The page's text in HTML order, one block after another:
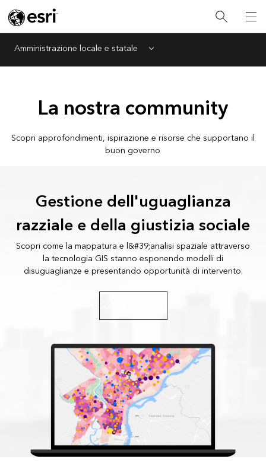
Amministrazione locale e statale Menu
La nostra community
Scopri approfondimenti, ispirazione e risorse che supportano il
buon governo
Gestione dell'uguaglianza
razziale e della giustizia sociale
Scopri come la mappatura e l&#39;analisi spaziale attraverso
la tecnologia GIS stanno esponendo modelli di
disuguaglianze e presentando opportunità di intervento.
Scarica l'ebook